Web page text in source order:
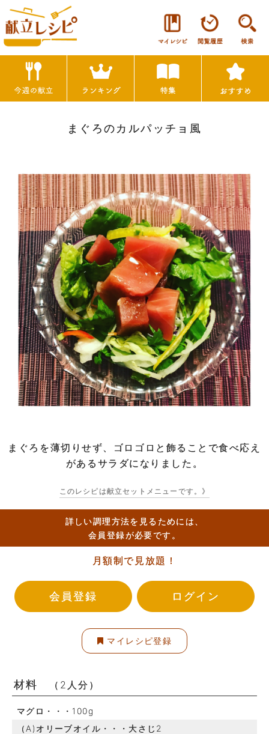
まぐろのカルパッチョ風
まぐろを薄切りせず、ゴロゴロと飾ることで食べ応え
があるサラダになりました。
このレシピは献立セットメニューです。》
詳しい調理方法を見るためには、
会員登録が必要です。
月額制で見放題！
会員登録 ログイン
マイレシピ登録
材料 （2人分）
マグロ・・・100g
（A)オリーブオイル・・・大さじ2